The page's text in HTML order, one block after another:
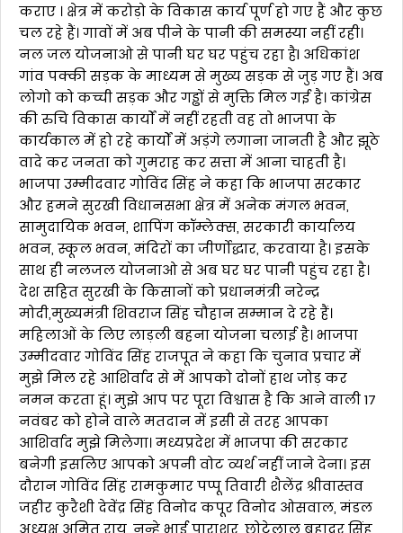
कराए । क्षेत्र में करोड़ो के विकास कार्य पूर्ण हो गए हैं और कुछ
चल रहे हैं। गावों में अब पीने के पानी की समस्या नहीं रही।
नल जल योजनाओ से पानी घर घर पहुंच रहा हैl अधिकांश
गांव पक्की सड़क के माध्यम से मुख्य सड़क से जुड़ गए हैं। अब
लोगो को कच्ची सड़क और गड्ढों से मुक्ति मिल गई है। कांग्रेस
की रुचि विकास कार्यों में नहीं रहती वह तो भाजपा के
कार्यकाल में हो रहे कार्यों में अड़ंगे लगाना जानती है और झूठे
वादे कर जनता को गुमराह कर सत्ता में आना चाहती है।
भाजपा उम्मीदवार गोविंद सिंह ने कहा कि भाजपा सरकार
और हमने सुरखी विधानसभा क्षेत्र में अनेक मंगल भवन,
सामुदायिक भवन, शापिंग कॉम्लेक्स, सरकारी कार्यालय
भवन, स्कूल भवन, मंदिरों का जीर्णोद्धार, करवाया है। इसके
साथ ही नलजल योजनाओ से अब घर घर पानी पहुंच रहा है।
देश सहित सुरखी के किसानों को प्रधानमंत्री नरेन्द्र
मोदी,मुख्यमंत्री शिवराज सिंह चौहान सम्मान दे रहे हैं।
महिलाओं के लिए लाड़ली बहना योजना चलाई है। भाजपा
उम्मीदवार गोविंद सिंह राजपूत ने कहा कि चुनाव प्रचार में
मुझे मिल रहे आशिर्वाद से में आपको दोनों हाथ जोड़ कर
नमन करता हूं। मुझे आप पर पूरा विश्वास है कि आने वाली 17
नवंबर को होने वाले मतदान में इसी से तरह आपका
आशिर्वाद मुझे मिलेगा। मध्यप्रदेश में भाजपा की सरकार
बनेगी इसलिए आपको अपनी वोट व्यर्थ नहीं जाने देना। इस
दौरान गोविंद सिंह रामकुमार पप्पू तिवारी शैलेंद्र श्रीवास्तव
जहीर कुरैशी देवेंद्र सिंह विनोद कपूर विनोद ओसवाल, मंडल
अध्यक्ष अमित राय, नन्हे भाई पाराशर, छोटेलाल बहादुर सिंह,